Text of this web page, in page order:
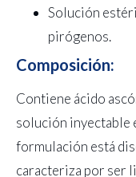
Solución
pirógenos.
Composición:
Contiene ácido
solución inyectable
formulación está
caracteriza por ser